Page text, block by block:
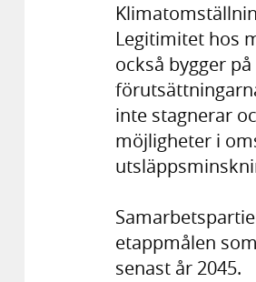
Legitimitet hos
också bygger
inte stagnerar
möjligheter i
etappmålen
senast år 2045.